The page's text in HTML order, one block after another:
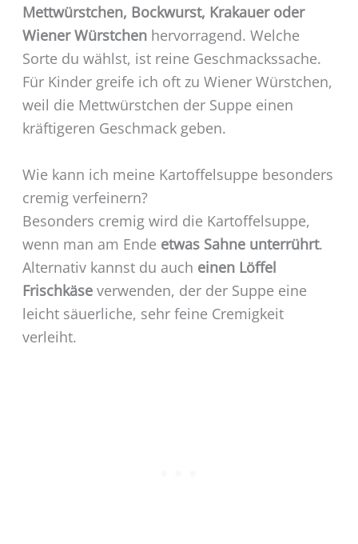
Mettwürstchen, Bockwurst, Krakauer oder
Wiener Würstchenhervorragend. Welche
Sorte du wählst, ist reine Geschmackssache.
Für Kinder greife ich oft zu Wiener Würstchen,
weil die Mettwürstchen der Suppe einen
kräftigeren Geschmack geben.
Wie kann ich meine Kartoffelsuppe besonders
cremig verfeinern?
Besonders cremig wird die Kartoffelsuppe,
wenn man am Ende etwas Sahne unterrührt.
Alternativ kannst du auch einen Löffel
Frischkäseverwenden, der der Suppe eine
leicht säuerliche, sehr feine Cremigkeit
verleiht.